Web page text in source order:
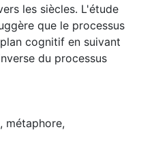
les siècles. L'étude
que le processus
cognitif en suivant
du processus
, métaphore,